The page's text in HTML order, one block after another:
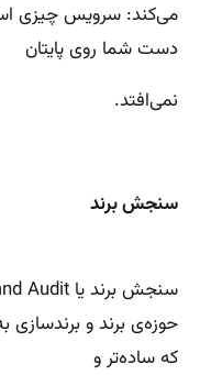
می‌کند: سرویس چیزی
دست شما روی پایتان
نمی‌افتد.
سنجش برند
حوزه‌ی برند و برندسازی
که ساده‌تر و